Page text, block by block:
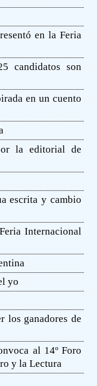
en la Feria
candidatos son
en un cuento
la editorial de
escrita y cambio
Internacional
yo
los ganadores de
al 14º Foro
y la Lectura